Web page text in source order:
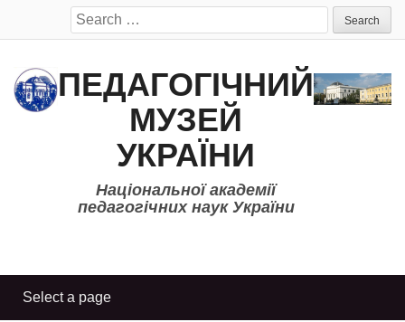
Search
for:
ПЕДАГОГІЧНИЙ
МУЗЕЙ
УКРАЇНИ
Національної академії
педагогічних наук України